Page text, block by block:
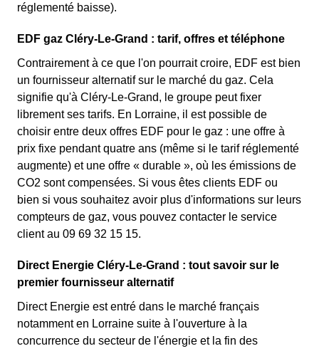
réglementé baisse).
EDF gaz Cléry-Le-Grand : tarif, offres et téléphone
Contrairement à ce que l'on pourrait croire, EDF est bien
un fournisseur alternatif sur le marché du gaz. Cela
signifie qu'à Cléry-Le-Grand, le groupe peut fixer
librement ses tarifs. En Lorraine, il est possible de
choisir entre deux offres EDF pour le gaz : une offre à
prix fixe pendant quatre ans (même si le tarif réglementé
augmente) et une offre « durable », où les émissions de
CO2 sont compensées. Si vous êtes clients EDF ou
bien si vous souhaitez avoir plus d'informations sur leurs
compteurs de gaz, vous pouvez contacter le service
client au 09 69 32 15 15.
Direct Energie Cléry-Le-Grand : tout savoir sur le
premier fournisseur alternatif
Direct Energie est entré dans le marché français
notamment en Lorraine suite à l'ouverture à la
concurrence du secteur de l'énergie et la fin des